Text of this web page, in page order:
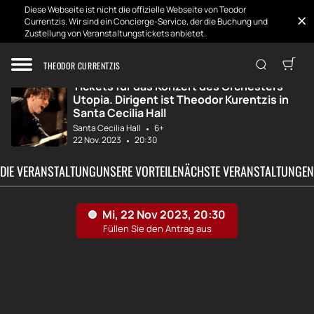
Diese Webseite ist nicht die offizielle Webseite von Teodor
Currentzis. Wir sind ein Concierge-Service, der die Buchung und
Zustellung von Veranstaltungstickets anbietet.
THEODOR CURRENTZIS
Zuhause Entwicklungen
Tickets für das Konzert des Orchesters
Utopia. Dirigent ist Theodor Kurentzis in
Santa Cecilia Hall
Santa Cecilia Hall
6+
22 Nov. 2023
20:30
VERANSTALTUNGUNSERE VORTEILENÄCHSTE VERANSTALTUNGEN